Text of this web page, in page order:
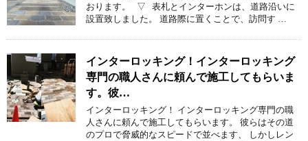
おります。 ▽ 表札とインターホンは、道路沿いに
設置致しました。 道路際に置くことで、訪問す …
インターロッキング！インターロッキング
専門の職人さんに頼んで施工してもらいま
す。彼…
インターロッキング！ インターロッキング専門の職
人さんに頼んで施工してもらいます。 彼らはその道
のプロで脅威的なスピードで並べます、 しかしレン